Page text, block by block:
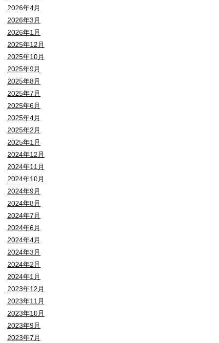
2026年4月
2026年3月
2026年1月
2025年12月
2025年10月
2025年9月
2025年8月
2025年7月
2025年6月
2025年4月
2025年2月
2025年1月
2024年12月
2024年11月
2024年10月
2024年9月
2024年8月
2024年7月
2024年6月
2024年4月
2024年3月
2024年2月
2024年1月
2023年12月
2023年11月
2023年10月
2023年9月
2023年7月